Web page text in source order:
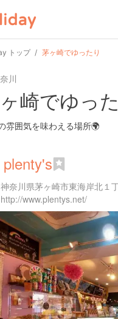
トップ 茅ヶ崎でゆったり
川
崎でゆっ
雰囲気を味わえる場所🌍
plenty's
神奈川県茅ヶ崎市東海岸北１
http://www.plentys.net/